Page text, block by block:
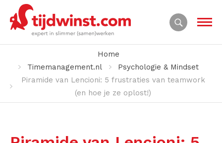
Home
Timemanagement.nl
Psychologie & Mindset
Piramide van Lencioni: 5 frustraties van teamwork
(en hoe je ze oplost!)